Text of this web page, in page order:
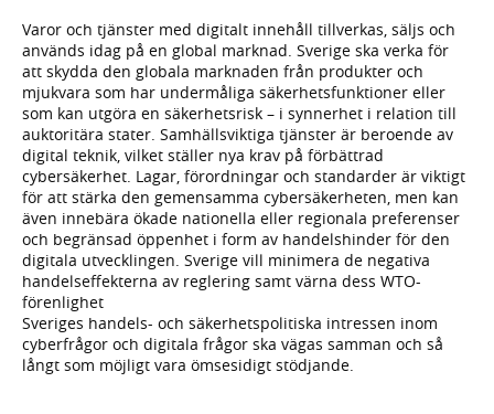
Varor och tjänster med digitalt innehåll tillverkas, säljs och
används idag på en global marknad. Sverige ska verka för
att skydda den globala marknaden från produkter och
mjukvara som har undermåliga säkerhetsfunktioner eller
som kan utgöra en säkerhetsrisk – i synnerhet i relation till
auktoritära stater. Samhällsviktiga tjänster är beroende av
digital teknik, vilket ställer nya krav på förbättrad
cybersäkerhet. Lagar, förordningar och standarder är viktigt
för att stärka den gemensamma cybersäkerheten, men kan
även innebära ökade nationella eller regionala preferenser
och begränsad öppenhet i form av handelshinder för den
digitala utvecklingen. Sverige vill minimera de negativa
handelseffekterna av reglering samt värna dess WTO-
förenlighet
Sveriges handels- och säkerhetspolitiska intressen inom
cyberfrågor och digitala frågor ska vägas samman och så
långt som möjligt vara ömsesidigt stödjande.